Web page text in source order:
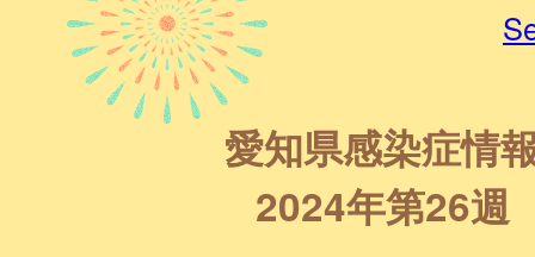
愛知県感染症情
2024年第26週